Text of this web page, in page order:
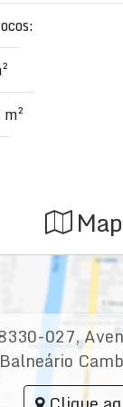
única!
Camboriú!
em um só
Agende sua
027,
Balneário